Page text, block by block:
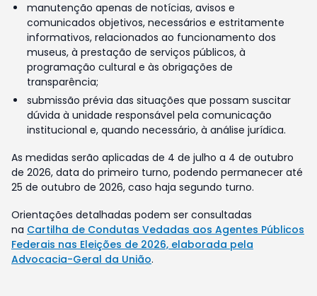
manutenção apenas de notícias, avisos e
comunicados objetivos, necessários e estritamente
informativos, relacionados ao funcionamento dos
museus, à prestação de serviços públicos, à
programação cultural e às obrigações de
transparência;
submissão prévia das situações que possam suscitar
dúvida à unidade responsável pela comunicação
institucional e, quando necessário, à análise jurídica.
As medidas serão aplicadas de 4 de julho a 4 de outubro
de 2026, data do primeiro turno, podendo permanecer até
25 de outubro de 2026, caso haja segundo turno.
Orientações detalhadas podem ser consultadas
na Cartilha de Condutas Vedadas aos Agentes Públicos
Federais nas Eleições de 2026, elaborada pela
Advocacia-Geral da União.